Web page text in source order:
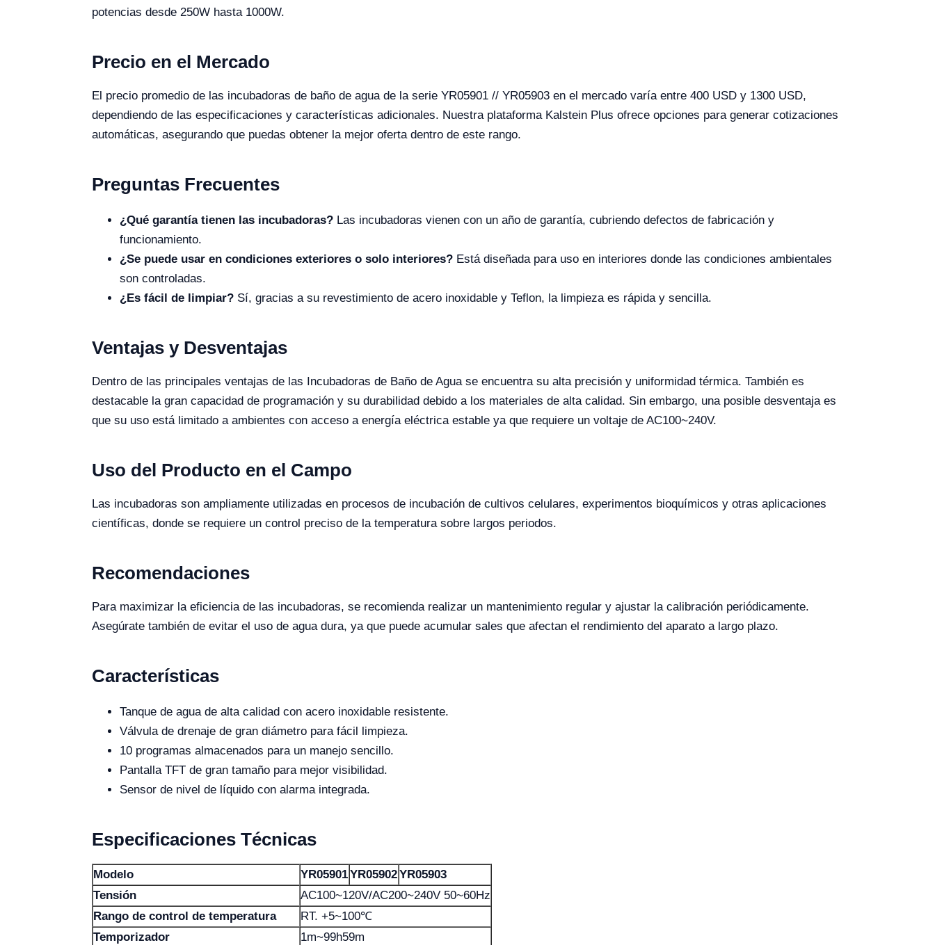
potencias desde 250W hasta 1000W.
Precio en el Mercado
El precio promedio de las incubadoras de baño de agua de la serie YR05901 // YR05903 en el mercado varía entre 400 USD y 1300 USD,
dependiendo de las especificaciones y características adicionales. Nuestra plataforma Kalstein Plus ofrece opciones para generar cotizaciones
automáticas, asegurando que puedas obtener la mejor oferta dentro de este rango.
Preguntas Frecuentes
¿Qué garantía tienen las incubadoras? Las incubadoras vienen con un año de garantía, cubriendo defectos de fabricación y
funcionamiento.
¿Se puede usar en condiciones exteriores o solo interiores? Está diseñada para uso en interiores donde las condiciones ambientales
son controladas.
¿Es fácil de limpiar? Sí, gracias a su revestimiento de acero inoxidable y Teflon, la limpieza es rápida y sencilla.
Ventajas y Desventajas
Dentro de las principales ventajas de las Incubadoras de Baño de Agua se encuentra su alta precisión y uniformidad térmica. También es
destacable la gran capacidad de programación y su durabilidad debido a los materiales de alta calidad. Sin embargo, una posible desventaja es
que su uso está limitado a ambientes con acceso a energía eléctrica estable ya que requiere un voltaje de AC100~240V.
Uso del Producto en el Campo
Las incubadoras son ampliamente utilizadas en procesos de incubación de cultivos celulares, experimentos bioquímicos y otras aplicaciones
científicas, donde se requiere un control preciso de la temperatura sobre largos periodos.
Recomendaciones
Para maximizar la eficiencia de las incubadoras, se recomienda realizar un mantenimiento regular y ajustar la calibración periódicamente.
Asegúrate también de evitar el uso de agua dura, ya que puede acumular sales que afectan el rendimiento del aparato a largo plazo.
Características
Tanque de agua de alta calidad con acero inoxidable resistente.
Válvula de drenaje de gran diámetro para fácil limpieza.
10 programas almacenados para un manejo sencillo.
Pantalla TFT de gran tamaño para mejor visibilidad.
Sensor de nivel de líquido con alarma integrada.
Especificaciones Técnicas
Modelo YR05901YR05902YR05903
Tensión
AC100~120V/AC200~240V 50~60Hz
Rango de control de temperatura
RT. +5~100℃
Temporizador
1m~99h59m